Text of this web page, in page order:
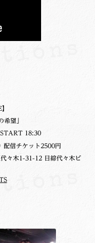
希望」
18:30
信チケット2500円
々木1-31-12 日綜代々木ビ